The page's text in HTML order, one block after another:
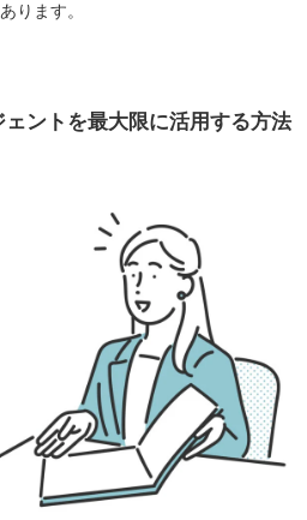
ります。
ントを最大限に活用する方法